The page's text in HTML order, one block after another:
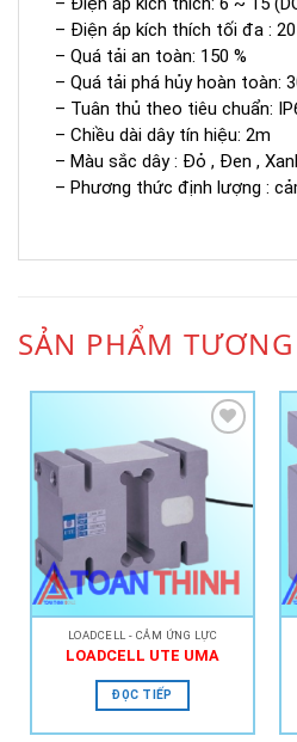
– Điện áp kích thích tối đa :
– Quá tải an toàn: 150 %
– Quá tải phá hủy hoàn toàn:
– Tuân thủ theo tiêu chuẩn:
– Chiều dài dây tín hiệu: 2m
– Màu sắc dây : Đỏ , Đen ,
– Phương thức định lượng :
SẢN PHẨM
Wishlist
LOADCELL - CẢM ỨNG LỰC
LOADCELL UTE UMA
ĐỌC TIẾP